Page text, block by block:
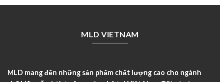
MLD VIETNAM
MLD mang đến những sản phẩm chất lượng cao cho ngành